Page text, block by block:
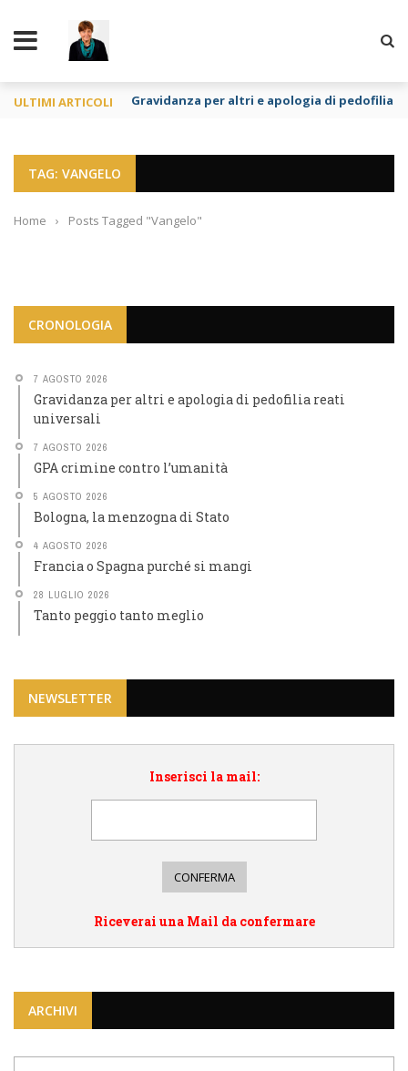
ULTIMI ARTICOLI Gravidanza per altri e apologia di pedofilia
TAG: VANGELO
Home › Posts Tagged "Vangelo"
CRONOLOGIA
7 AGOSTO 2026
Gravidanza per altri e apologia di pedofilia reati
universali
7 AGOSTO 2026
GPA crimine contro l’umanità
5 AGOSTO 2026
Bologna, la menzogna di Stato
4 AGOSTO 2026
Francia o Spagna purché si mangi
28 LUGLIO 2026
Tanto peggio tanto meglio
NEWSLETTER
Inserisci la mail:
Riceverai una Mail da confermare
ARCHIVI